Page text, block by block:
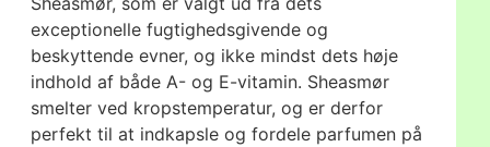
exceptionelle fugtighedsgivende og
beskyttende evner, og ikke mindst dets høje
indhold af både A- og E-vitamin. Sheasmør
smelter ved kropstemperatur, og er derfor
perfekt til at indkapsle og fordele parfumen på